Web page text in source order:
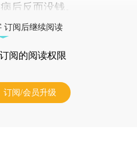
后反而没钱。
订阅后继续阅读
阅的阅读权限
订阅/会员升级